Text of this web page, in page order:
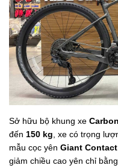
Sở hữu bộ khung xe Carbon
đến 150 kg , xe có trọng
mẫu cọc yên Giant
giảm chiều cao yên chỉ